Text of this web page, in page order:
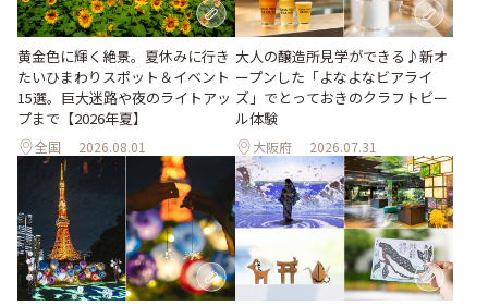
黄金色に輝く絶景。夏休みに行き
たいひまわりスポット＆イベント
15選。巨大迷路や夜のライトアッ
プまで【2026年夏】
全国 2026.08.01
大人の醸造所見学ができる♪新オ
ープンした「よなよなビアライ
ズ」でとっておきのクラフトビー
ル体験
大阪府 2026.07.31